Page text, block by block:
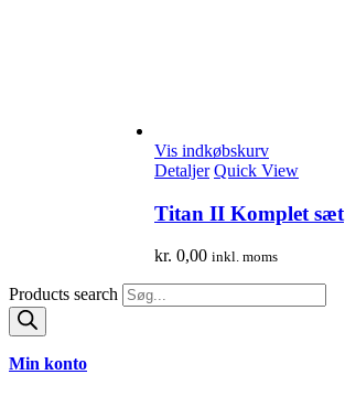
Vis indkøbskurv
Detaljer Quick View
Titan II Komplet sæt
kr. 0,00 inkl. moms
Products search
Min konto